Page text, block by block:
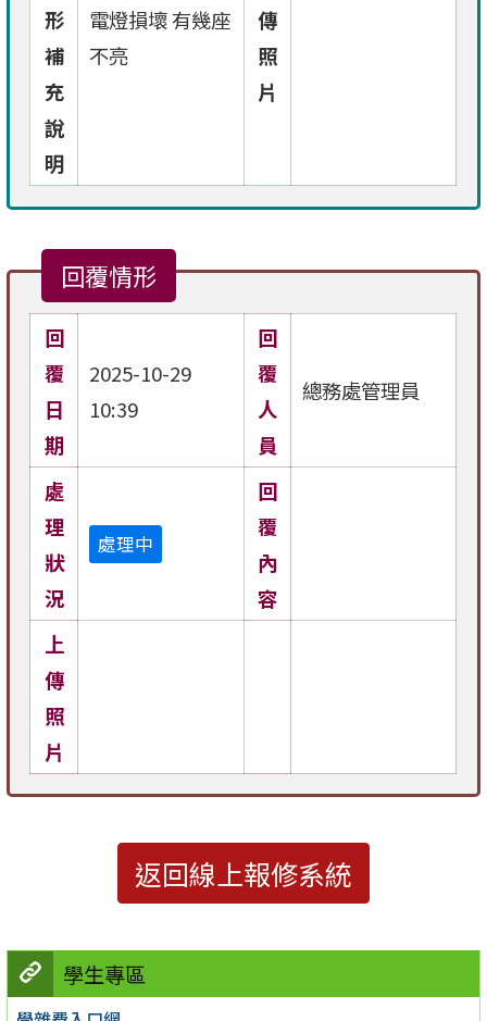
學生專區
形
補
充
說
明
電燈損壞 有幾座
不亮
傳
照
片
回覆情形
回
覆
日
期
2025-10-29
10:39
回
覆
人
員
總務處管理員
處
理
狀
況
處理中
回
覆
內
容
上
傳
照
片
返回線上報修系統